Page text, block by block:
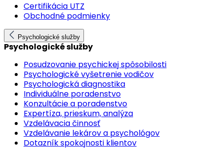
Certifikácia UTZ
Obchodné podmienky
Psychologické služby
Psychologické služby
Posudzovanie psychickej spôsobilosti
Psychologické vyšetrenie vodičov
Psychologická diagnostika
Individuálne poradenstvo
Konzultácie a poradenstvo
Expertíza, prieskum, analýza
Vzdelávacia činnosť
Vzdelávanie lekárov a psychológov
Dotazník spokojnosti klientov